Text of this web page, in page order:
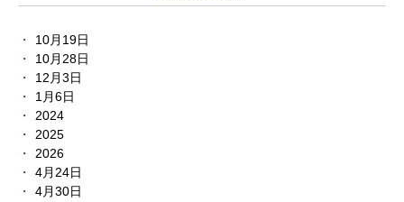
10月19日
10月28日
12月3日
1月6日
2024
2025
2026
4月24日
4月30日